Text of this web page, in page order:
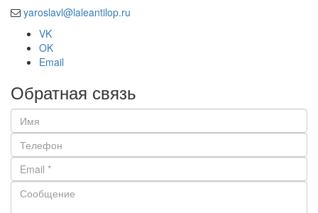
yaroslavl@laleantilop.ru
VK
OK
Email
Обратная связь